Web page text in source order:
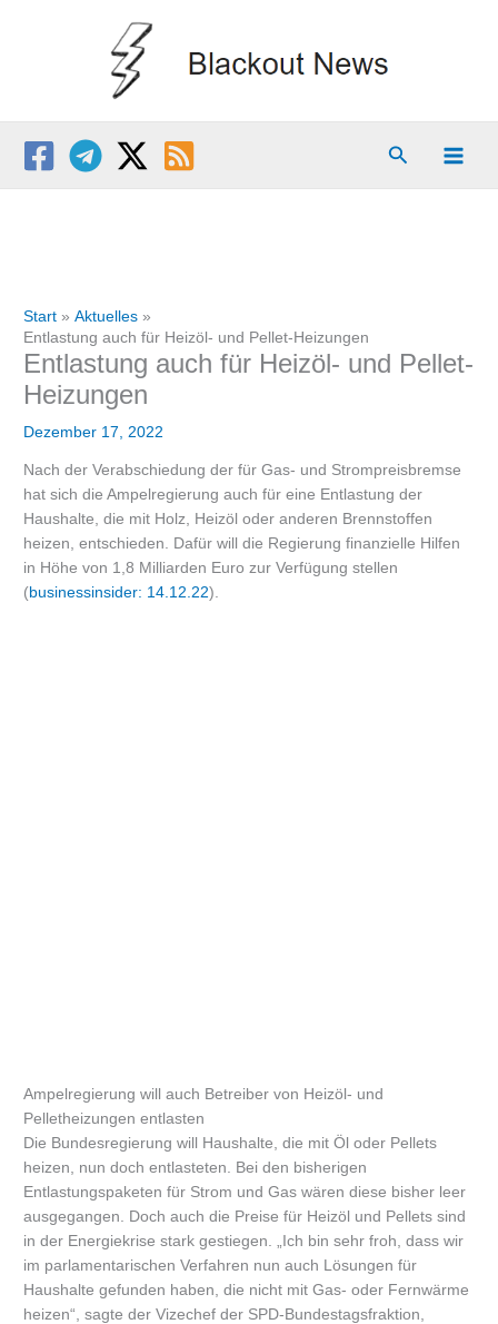
Suchen
Start
Aktuelles
Entlastung auch für Heizöl- und Pellet-Heizungen
Entlastung auch für Heizöl- und Pellet-
Heizungen
Dezember 17, 2022
Nach der Verabschiedung der für Gas- und Strompreisbremse
hat sich die Ampelregierung auch für eine Entlastung der
Haushalte, die mit Holz, Heizöl oder anderen Brennstoffen
heizen, entschieden. Dafür will die Regierung finanzielle Hilfen
in Höhe von 1,8 Milliarden Euro zur Verfügung stellen
(businessinsider: 14.12.22).
Ampelregierung will auch Betreiber von Heizöl- und
Pelletheizungen entlasten
Die Bundesregierung will Haushalte, die mit Öl oder Pellets
heizen, nun doch entlasteten. Bei den bisherigen
Entlastungspaketen für Strom und Gas wären diese bisher leer
ausgegangen. Doch auch die Preise für Heizöl und Pellets sind
in der Energiekrise stark gestiegen. „Ich bin sehr froh, dass wir
im parlamentarischen Verfahren nun auch Lösungen für
Haushalte gefunden haben, die nicht mit Gas- oder Fernwärme
heizen“, sagte der Vizechef der SPD-Bundestagsfraktion,